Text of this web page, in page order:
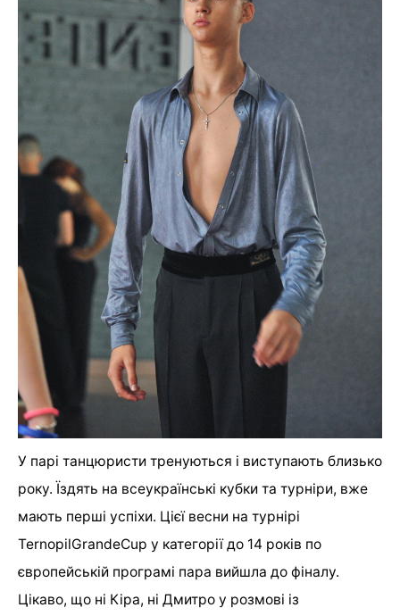
У парі танцюристи тренуються і виступають близько
року. Їздять на всеукраїнські кубки та турніри, вже
мають перші успіхи. Цієї весни на турнірі
TernopilGrandeCup у категорії до 14 років по
європейській програмі пара вийшла до фіналу.
Цікаво, що ні Кіра, ні Дмитро у розмові із